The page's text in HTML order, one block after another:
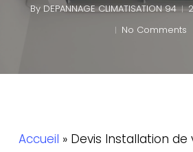
By DEPANNAGE CLIMATISATION 94
No Comments
Accueil » Devis Installation de